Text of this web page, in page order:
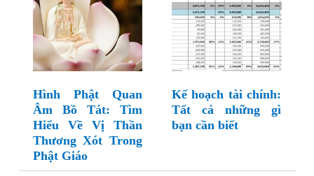
Hình Phật Quan
Âm Bồ Tát: Tìm
Hiểu Về Vị Thần
Thương Xót Trong
Phật Giáo
Kế hoạch tài chính:
Tất cả những gì
bạn cần biết